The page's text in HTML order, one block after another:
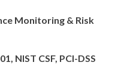
Monitoring & Risk
NIST CSF, PCI-DSS